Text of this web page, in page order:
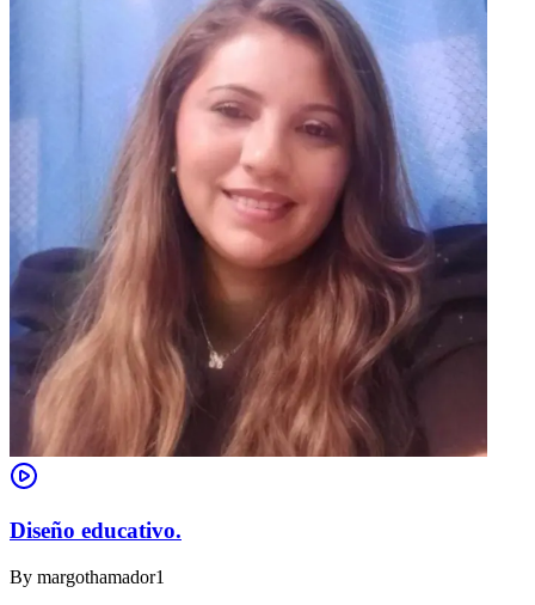
Diseño educativo.
By margothamador1